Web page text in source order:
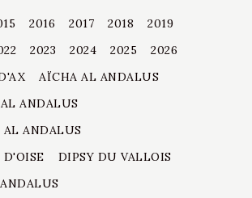
2016 2017 2018
2019
2023 2024 2025
2026
AÏCHA AL ANDALUS
ANDALUS
AL ANDALUS
DIPSY DU VALLOIS